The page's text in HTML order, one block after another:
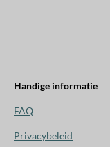
Handige informatie
FAQ
Privacybeleid